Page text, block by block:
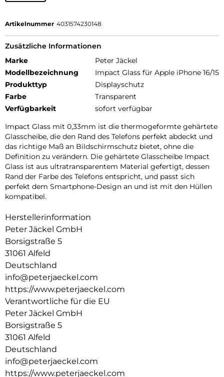
Artikelnummer 4031574230148
Zusätzliche Informationen
Marke
Peter Jäckel
Modellbezeichnung
Impact Glass für Apple iPhone 16/15
Produkttyp
Displayschutz
Farbe
Transparent
Verfügbarkeit
sofort verfügbar
Impact Glass mit 0,33mm ist die thermogeformte gehärtete
Glasscheibe, die den Rand des Telefons perfekt abdeckt und
das richtige Maß an Bildschirmschutz bietet, ohne die
Definition zu verändern. Die gehärtete Glasscheibe Impact
Glass ist aus ultratransparentem Material gefertigt, dessen
Rand der Farbe des Telefons entspricht, und passt sich
perfekt dem Smartphone-Design an und ist mit den Hüllen
kompatibel.
Herstellerinformation
Peter Jäckel GmbH
Borsigstraße 5
31061 Alfeld
Deutschland
info@peterjaeckel.com
https://www.peterjaeckel.com
Verantwortliche für die EU
Peter Jäckel GmbH
Borsigstraße 5
31061 Alfeld
Deutschland
info@peterjaeckel.com
https://www.peterjaeckel.com